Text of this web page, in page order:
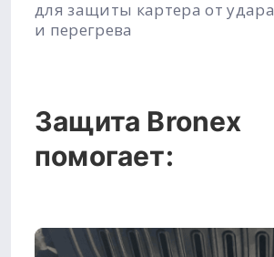
для защиты картера от удара
и перегрева
Защита Bronex
помогает: